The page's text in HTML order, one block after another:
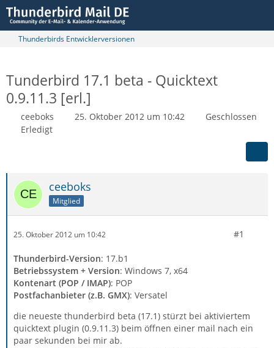
Thunderbirds Entwicklerversionen
Tunderbird 17.1 beta - Quicktext
0.9.11.3 [erl.]
ceeboks 25. Oktober 2012 um 10:42
Geschlossen
Erledigt
ceeboks
Mitglied
25. Oktober 2012 um 10:42 #1
Thunderbird-Version: 17.b1
Betriebssystem + Version: Windows 7, x64
Kontenart (POP / IMAP): POP
Postfachanbieter (z.B. GMX): Versatel
die neueste thunderbird beta (17.1) stürzt bei aktiviertem
quicktext plugin (0.9.11.3) beim öffnen einer mail nach ein
paar sekunden bei mir ab.